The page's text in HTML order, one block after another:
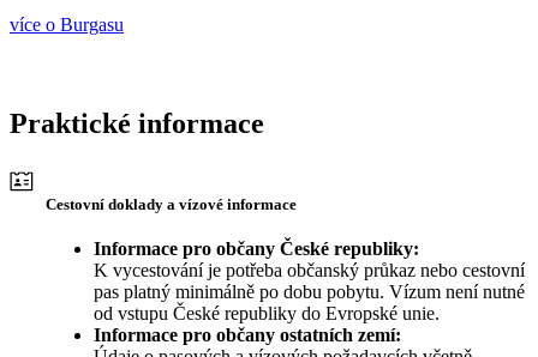
více o Burgasu
Praktické informace
Cestovní doklady a vízové informace
Informace pro občany České republiky:
K vycestování je potřeba občanský průkaz nebo cestovní
pas platný minimálně po dobu pobytu. Vízum není nutné
od vstupu České republiky do Evropské unie.
Informace pro občany ostatních zemí: